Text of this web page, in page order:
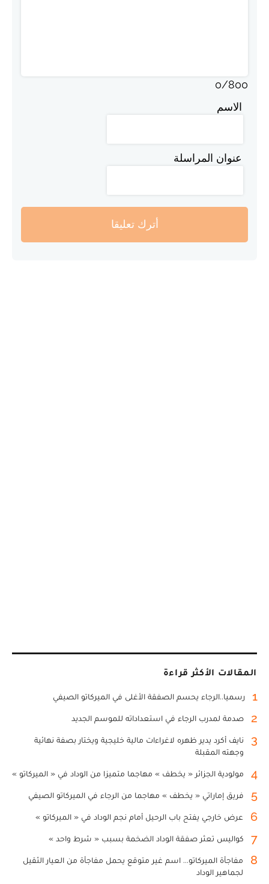
0/800
الاسم
عنوان المراسلة
أترك تعليقا
المقالات الأكثر قراءة
1 رسميا..الرجاء يحسم الصفقة الأغلى في الميركاتو الصيفي
2 صدمة لمدرب الرجاء في استعداداته للموسم الجديد
3
نايف أكرد يدير ظهره لاغراءات مالية خليجية ويختار بصفة نهائية
وجهته المقبلة
4 مولودية الجزائر « يخطف » مهاجما متميزا من الوداد في « الميركاتو »
5 فريق إماراتي « يخطف » مهاجما من الرجاء في الميركاتو الصيفي
6 عرض خارجي يفتح باب الرحيل أمام نجم الوداد في « الميركاتو »
7 كواليس تعثر صفقة الوداد الضخمة بسبب « شرط واحد »
8
مفاجأة الميركاتو... اسم غير متوقع يحمل مفاجأة من العيار الثقيل
لجماهير الوداد